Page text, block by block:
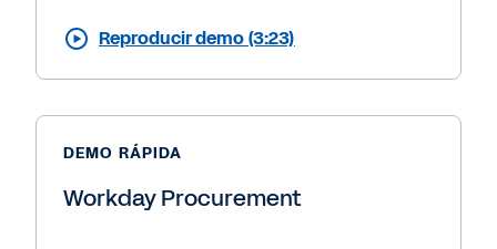
Reproducir demo (3:23)
DEMO RÁPIDA
Workday Procurement